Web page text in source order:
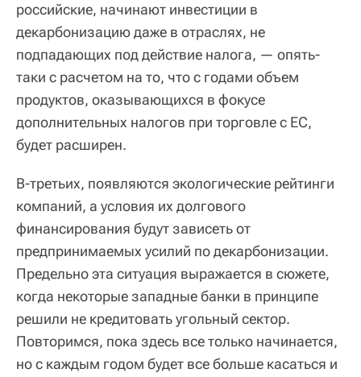
российские, начинают инвестиции в
декарбонизацию даже в отраслях, не
подпадающих под действие налога, — опять-
таки с расчетом на то, что с годами объем
продуктов, оказывающихся в фокусе
дополнительных налогов при торговле с ЕС,
будет расширен.
В-третьих, появляются экологические рейтинги
компаний, а условия их долгового
финансирования будут зависеть от
предпринимаемых усилий по декарбонизации.
Предельно эта ситуация выражается в сюжете,
когда некоторые западные банки в принципе
решили не кредитовать угольный сектор.
Повторимся, пока здесь все только начинается,
но с каждым годом будет все больше касаться и